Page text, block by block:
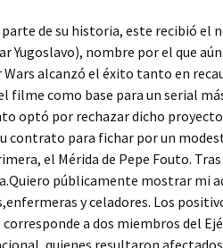
de su historia, este recibió el
Yugoslavo), nombre por el que
Wars alcanzó el éxito tanto en
filme como base para un serial
optó por rechazar dicho
contrato para fichar por un
el Mérida de Pepe Fouto. Tras
públicamente mostrar mi
y celadores. Los
a dos miembros del
quienes resultaron